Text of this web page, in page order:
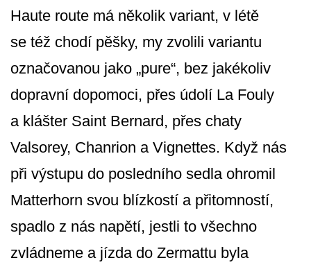
Haute route má několik variant, v létě
se též chodí pěšky, my zvolili variantu
označovanou jako „pure“, bez jakékoliv
dopravní dopomoci, přes údolí La Fouly
a klášter Saint Bernard, přes chaty
Valsorey, Chanrion a Vignettes. Když nás
při výstupu do posledního sedla ohromil
Matterhorn svou blízkostí a přitomností,
spadlo z nás napětí, jestli to všechno
zvládneme a jízda do Zermattu byla